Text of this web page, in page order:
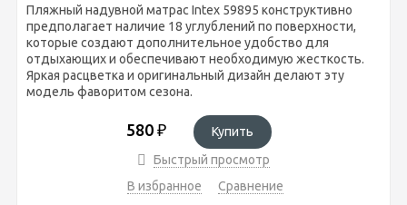
Пляжный надувной матрас Intex 59895 конструктивно
предполагает наличие 18 углублений по поверхности,
которые создают дополнительное удобство для
отдыхающих и обеспечивают необходимую жесткость.
Яркая расцветка и оригинальный дизайн делают эту
модель фаворитом сезона.
580 ₽
Купить
Быстрый просмотр
В избранное
Сравнение